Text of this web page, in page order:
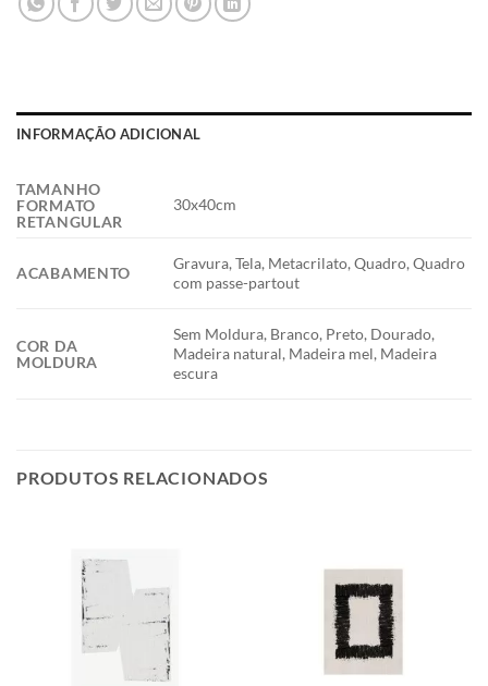
INFORMAÇÃO ADICIONAL
TAMANHO
FORMATO
RETANGULAR
30x40cm
ACABAMENTO
Gravura, Tela, Metacrilato, Quadro, Quadro
com passe-partout
COR DA
MOLDURA
Sem Moldura, Branco, Preto, Dourado,
Madeira natural, Madeira mel, Madeira
escura
PRODUTOS RELACIONADOS